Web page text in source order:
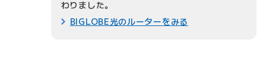
わりました。
BIGLOBE光のルーターをみる